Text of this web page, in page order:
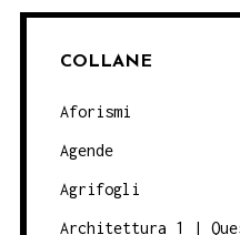
COLLANE
Aforismi
Agende
Agrifogli
Architettura 1 |